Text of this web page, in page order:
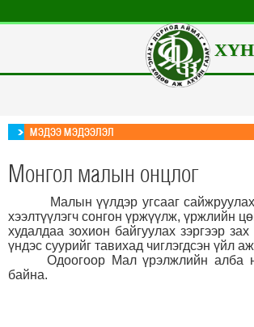
МЭДЭЭ МЭДЭЭЛЭЛ
Монгол малын онцлог
Малын үүлдэр угсааг сайжруулах,
хээлтүүлэгч сонгон үржүүлж, үржлийн
худалдаа зохион байгуулах зэргээр
үндэс суурийг тавихад чиглэгдсэн үйл
Одоогоор Мал үрэлжлийн алба
байна.